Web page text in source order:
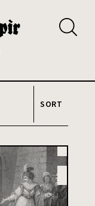
SORT